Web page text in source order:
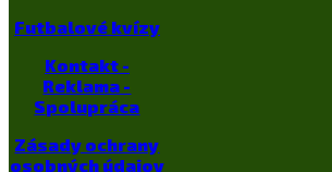
Futbalové kvízy
Kontakt -
Reklama -
Spolupráca
Zásady ochrany
osobných údajov